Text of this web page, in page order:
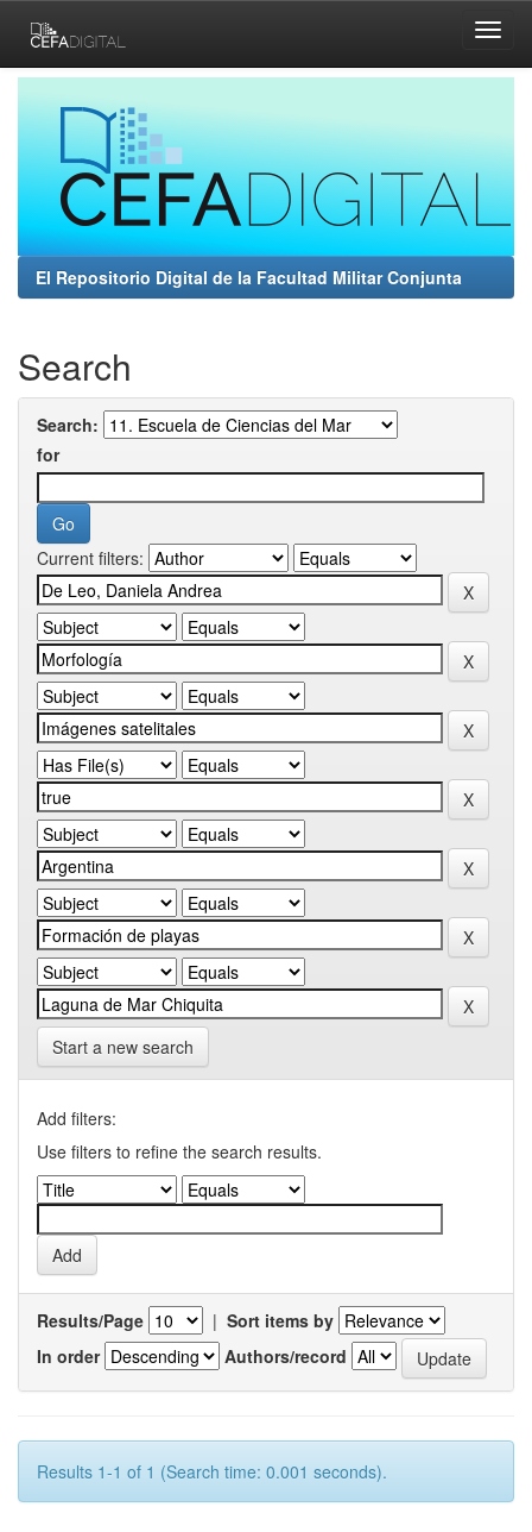
navigation
El Repositorio Digital de la Facultad Militar Conjunta
Search
Search:
for
Current filters:
Start a new search
Add filters:
Use filters to refine the search results.
Results/Page | Sort items by
In order
Authors/record
Results 1-1 of 1 (Search time: 0.001 seconds).